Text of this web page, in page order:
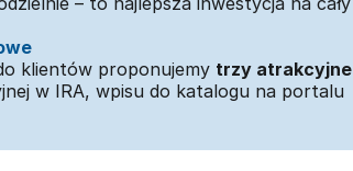
klientów proponujemy trzy atrakcyjne
w IRA, wpisu do katalogu na portalu